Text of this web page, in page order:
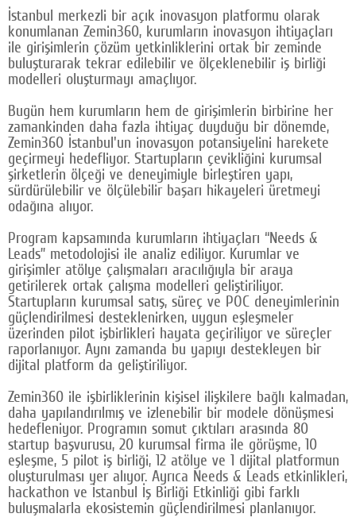
© 2026 TÜM HAKLARI SAKLIDIR
İstanbul merkezli bir açık inovasyon platformu olarak
konumlanan Zemin360, kurumların inovasyon ihtiyaçları
ile girişimlerin çözüm yetkinliklerini ortak bir zeminde
buluşturarak tekrar edilebilir ve ölçeklenebilir iş birliği
modelleri oluşturmayı amaçlıyor.
Bugün hem kurumların hem de girişimlerin birbirine her
zamankinden daha fazla ihtiyaç duyduğu bir dönemde,
Zemin360 İstanbul'un inovasyon potansiyelini harekete
geçirmeyi hedefliyor. Startupların çevikliğini kurumsal
şirketlerin ölçeği ve deneyimiyle birleştiren yapı,
sürdürülebilir ve ölçülebilir başarı hikayeleri üretmeyi
odağına alıyor.
Program kapsamında kurumların ihtiyaçları “Needs &
Leads” metodolojisi ile analiz ediliyor. Kurumlar ve
girişimler atölye çalışmaları aracılığıyla bir araya
getirilerek ortak çalışma modelleri geliştiriliyor.
Startupların kurumsal satış, süreç ve POC deneyimlerinin
güçlendirilmesi desteklenirken, uygun eşleşmeler
üzerinden pilot işbirlikleri hayata geçiriliyor ve süreçler
raporlanıyor. Aynı zamanda bu yapıyı destekleyen bir
dijital platform da geliştiriliyor.
Zemin360 ile işbirliklerinin kişisel ilişkilere bağlı kalmadan,
daha yapılandırılmış ve izlenebilir bir modele dönüşmesi
hedefleniyor. Programın somut çıktıları arasında 80
startup başvurusu, 20 kurumsal firma ile görüşme, 10
eşleşme, 5 pilot iş birliği, 12 atölye ve 1 dijital platformun
oluşturulması yer alıyor. Ayrıca Needs & Leads etkinlikleri,
hackathon ve İstanbul İş Birliği Etkinliği gibi farklı
buluşmalarla ekosistemin güçlendirilmesi planlanıyor.